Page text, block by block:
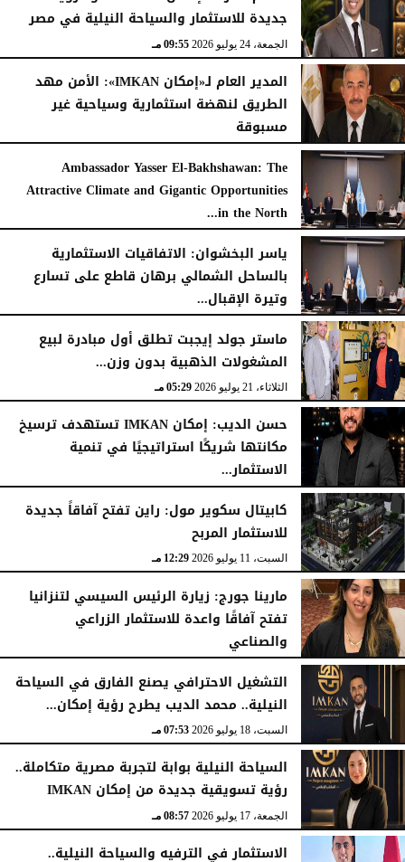
جديدة للاستثمار والسياحة النيلية في مصر
الجمعة، 24 يوليو 2026 09:55 مـ
المدير العام لـ«إمكان IMKAN»: الأمن مهد
الطريق لنهضة استثمارية وسياحية غير
مسبوقة
الخميس، 23 يوليو 2026
Ambassador Yasser El-Bakhshawan: The
Attractive Climate and Gigantic Opportunities
in the North...
الأربعاء، 22 يوليو 2026 01:57 صـ
ياسر البخشوان: الاتفاقيات الاستثمارية
بالساحل الشمالي برهان قاطع على تسارع
وتيرة الإقبال...
الثلاثاء، 21 يوليو 2026 05:35 مـ
ماستر جولد إيجبت تطلق أول مبادرة لبيع
المشغولات الذهبية بدون وزن...
الثلاثاء، 21 يوليو 2026 05:29 مـ
حسن الديب: إمكان IMKAN تستهدف ترسيخ
مكانتها شريكًا استراتيجيًا في تنمية
الاستثمار...
الثلاثاء، 21 يوليو 2026 04:19 مـ
كابيتال سكوير مول: راين تفتح آفاقاً جديدة
للاستثمار المربح
السبت، 11 يوليو 2026 12:29 مـ
مارينا جورج: زيارة الرئيس السيسي لتنزانيا
تفتح آفاقًا واعدة للاستثمار الزراعي
والصناعي
الأحد، 19 يوليو 2026 06:54 مـ
التشغيل الاحترافي يصنع الفارق في السياحة
النيلية.. محمد الديب يطرح رؤية إمكان...
السبت، 18 يوليو 2026 07:53 مـ
السياحة النيلية بوابة لتجربة مصرية متكاملة..
رؤية تسويقية جديدة من إمكان IMKAN
الجمعة، 17 يوليو 2026 08:57 مـ
الاستثمار في الترفيه والسياحة النيلية..